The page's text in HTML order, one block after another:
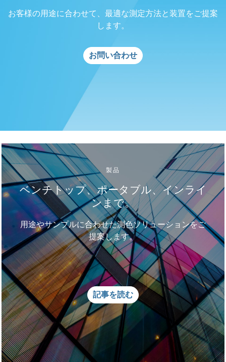
お客様の用途に合わせて、最適な測定方法と装置をご提案
します。
お問い合わせ
製品
ベンチトップ、ポータブル、インライ
ンまで。
用途やサンプルに合わせた測色ソリューションをご
提案します。
記事を読む